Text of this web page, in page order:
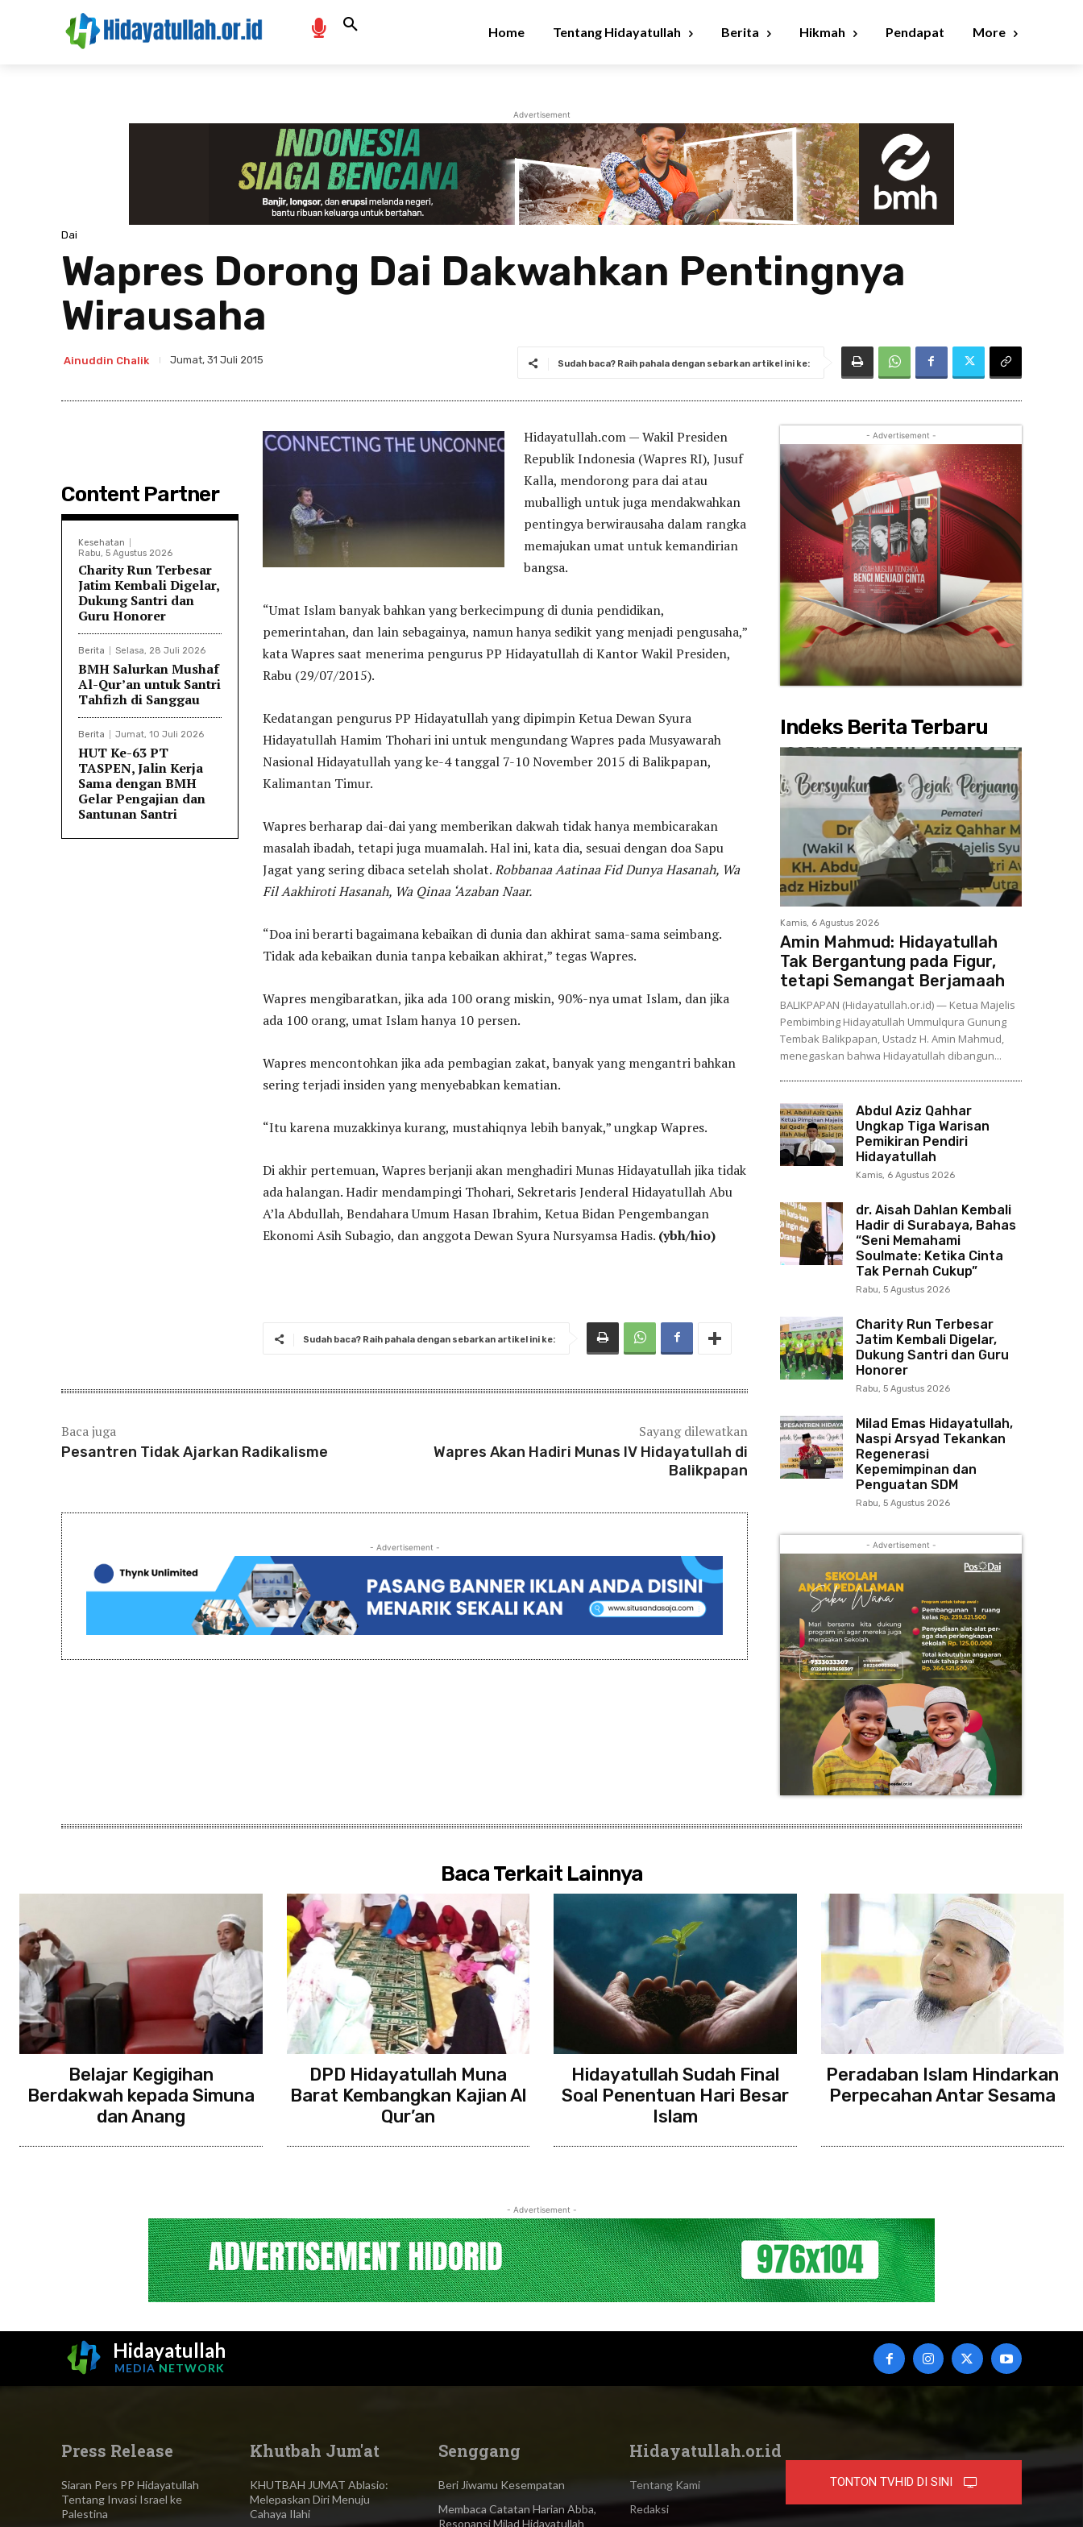
Home Tentang Hidayatullah Berita Hikmah Pendapat More
Advertisement
Dai
Wapres Dorong Dai Dakwahkan Pentingnya
Wirausaha
Ainuddin Chalik Jumat, 31 Juli 2015 Sudah baca? Raih pahala dengan sebarkan artikel ini ke:
Content Partner
Kesehatan
Rabu, 5 Agustus 2026
Charity Run Terbesar
Jatim Kembali Digelar,
Dukung Santri dan
Guru Honorer
Berita Selasa, 28 Juli 2026
BMH Salurkan Mushaf
Al-Qur’an untuk Santri
Tahfizh di Sanggau
Berita Jumat, 10 Juli 2026
HUT Ke-63 PT
TASPEN, Jalin Kerja
Sama dengan BMH
Gelar Pengajian dan
Santunan Santri
Hidayatullah.com — Wakil Presiden
Republik Indonesia (Wapres RI), Jusuf
Kalla, mendorong para dai atau
muballigh untuk juga mendakwahkan
pentingya berwirausaha dalam rangka
memajukan umat untuk kemandirian
bangsa.
“Umat Islam banyak bahkan yang berkecimpung di dunia pendidikan,
pemerintahan, dan lain sebagainya, namun hanya sedikit yang menjadi pengusaha,”
kata Wapres saat menerima pengurus PP Hidayatullah di Kantor Wakil Presiden,
Rabu (29/07/2015).
Kedatangan pengurus PP Hidayatullah yang dipimpin Ketua Dewan Syura
Hidayatullah Hamim Thohari ini untuk mengundang Wapres pada Musyawarah
Nasional Hidayatullah yang ke-4 tanggal 7-10 November 2015 di Balikpapan,
Kalimantan Timur.
Wapres berharap dai-dai yang memberikan dakwah tidak hanya membicarakan
masalah ibadah, tetapi juga muamalah. Hal ini, kata dia, sesuai dengan doa Sapu
Jagat yang sering dibaca setelah sholat.Robbanaa Aatinaa Fid Dunya Hasanah, Wa
Fil Aakhiroti Hasanah, Wa Qinaa ‘Azaban Naar.
“Doa ini berarti bagaimana kebaikan di dunia dan akhirat sama-sama seimbang.
Tidak ada kebaikan dunia tanpa kebaikan akhirat,” tegas Wapres.
Wapres mengibaratkan, jika ada 100 orang miskin, 90%-nya umat Islam, dan jika
ada 100 orang, umat Islam hanya 10 persen.
Wapres mencontohkan jika ada pembagian zakat, banyak yang mengantri bahkan
sering terjadi insiden yang menyebabkan kematian.
“Itu karena muzakkinya kurang, mustahiqnya lebih banyak,” ungkap Wapres.
Di akhir pertemuan, Wapres berjanji akan menghadiri Munas Hidayatullah jika tidak
ada halangan. Hadir mendampingi Thohari, Sekretaris Jenderal Hidayatullah Abu
A’la Abdullah, Bendahara Umum Hasan Ibrahim, Ketua Bidan Pengembangan
Ekonomi Asih Subagio, dan anggota Dewan Syura Nursyamsa Hadis. (ybh/hio)
Sudah baca? Raih pahala dengan sebarkan artikel ini ke:
Baca juga
Pesantren Tidak Ajarkan Radikalisme
Sayang dilewatkan
Wapres Akan Hadiri Munas IV Hidayatullah di
Balikpapan
- Advertisement -
- Advertisement -
Indeks Berita Terbaru
Kamis, 6 Agustus 2026
Amin Mahmud: Hidayatullah
Tak Bergantung pada Figur,
tetapi Semangat Berjamaah
BALIKPAPAN (Hidayatullah.or.id) — Ketua Majelis
Pembimbing Hidayatullah Ummulqura Gunung
Tembak Balikpapan, Ustadz H. Amin Mahmud,
menegaskan bahwa Hidayatullah dibangun...
Abdul Aziz Qahhar
Ungkap Tiga Warisan
Pemikiran Pendiri
Hidayatullah
Kamis, 6 Agustus 2026
dr. Aisah Dahlan Kembali
Hadir di Surabaya, Bahas
“Seni Memahami
Soulmate: Ketika Cinta
Tak Pernah Cukup”
Rabu, 5 Agustus 2026
Charity Run Terbesar
Jatim Kembali Digelar,
Dukung Santri dan Guru
Honorer
Rabu, 5 Agustus 2026
Milad Emas Hidayatullah,
Naspi Arsyad Tekankan
Regenerasi
Kepemimpinan dan
Penguatan SDM
Rabu, 5 Agustus 2026
- Advertisement -
Baca Terkait Lainnya
Belajar Kegigihan
Berdakwah kepada Simuna
dan Anang
DPD Hidayatullah Muna
Barat Kembangkan Kajian Al
Qur’an
Hidayatullah Sudah Final
Soal Penentuan Hari Besar
Islam
Peradaban Islam Hindarkan
Perpecahan Antar Sesama
- Advertisement -
Hidayatullah
MEDIA NETWORK
Press Release
Siaran Pers PP Hidayatullah
Tentang Invasi Israel ke
Palestina
Khutbah Jum'at
KHUTBAH JUMAT Ablasio:
Melepaskan Diri Menuju
Cahaya Ilahi
Senggang
Beri Jiwamu Kesempatan
Membaca Catatan Harian Abba,
Resonansi Milad Hidayatullah
Hidayatullah.or.id
Tentang Kami
Redaksi
TONTON TVHID DI SINI